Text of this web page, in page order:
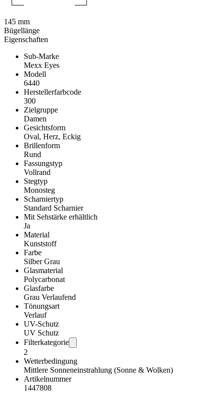
Eigenschaften
Sub-Marke
Mexx Eyes
Modell
6440
Herstellerfarbcode
300
Zielgruppe
Damen
Gesichtsform
Oval, Herz, Eckig
Brillenform
Rund
Fassungstyp
Vollrand
Stegtyp
Monosteg
Scharniertyp
Standard Scharnier
Mit Sehstärke erhältlich
Ja
Material
Kunststoff
Farbe
Silber Grau
Glasmaterial
Polycarbonat
Glasfarbe
Grau Verlaufend
Tönungsart
Verlauf
UV-Schutz
UV Schutz
Filterkategorie
2
Wetterbedingung
Mittlere Sonneneinstrahlung (Sonne & Wolken)
Artikelnummer
1447808
145 mm
Bügellänge